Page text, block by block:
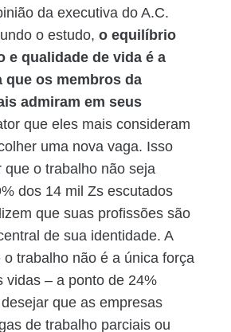
da executiva do A.C.
o estudo, o equilíbrio
e qualidade de vida é a
que os membros da
admiram em seus
que eles mais consideram
uma nova vaga. Isso
que o trabalho não seja
dos 14 mil Zs escutados
que suas profissões são
de sua identidade. A
trabalho não é a única força
vidas – a ponto de 24%
que as empresas
de trabalho parciais ou